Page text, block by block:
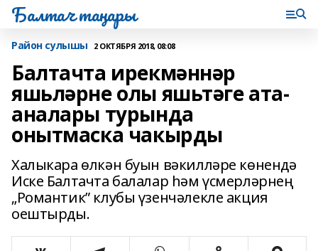
Балтач таңнары
Район сулышы 2 ОКТЯБРЯ 2018, 08:08
Балтачта ирекмәннәр
яшьләрне олы яшьтәге ата-
аналары турында
онытмаска чакырды
Халыкара өлкән буын вәкилләре көнендә
Иске Балтачта балалар һәм үсмерләрнең
„Романтик” клубы үзенчәлекле акция
оештырды.